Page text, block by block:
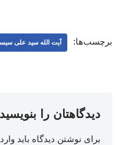
برچسب‌ها: آیت الله سید علی
دیدگاهتان را بنویسید
برای نوشتن دیدگاه باید